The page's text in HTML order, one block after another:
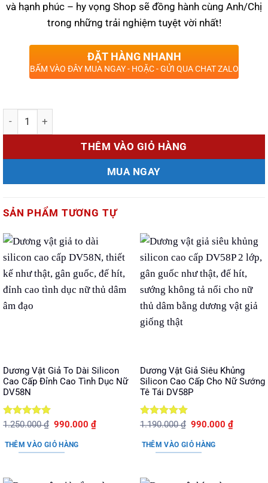
và hạnh phúc – hy vọng Shop sẽ đồng hành cùng Anh/Chị
trong những trải nghiệm tuyệt vời nhất!
ĐẶT HÀNG NHANH
BẤM VÀO ĐÂY MUA NGAY - HOẶC - GỬI QUA CHAT ZALO
Số lượng
THÊM VÀO GIỎ HÀNG
MUA NGAY
SẢN PHẨM TƯƠNG TỰ
Dương Vật Giả To Dài Silicon
Cao Cấp Đỉnh Cao Tình Dục Nữ
DV58N
Được xếp
sao
1.250.000₫ Giá
là:
1.250.000 ₫.
990.000₫Giá
THÊM VÀO GIỎ HÀNG
Dương Vật Giả Siêu Khủng
Silicon Cao Cấp Cho Nữ Sướng
Tê Tái DV58P
Được xếp
sao
1.190.000₫ Giá
là:
1.190.000 ₫.
990.000₫Giá
THÊM VÀO GIỎ HÀNG